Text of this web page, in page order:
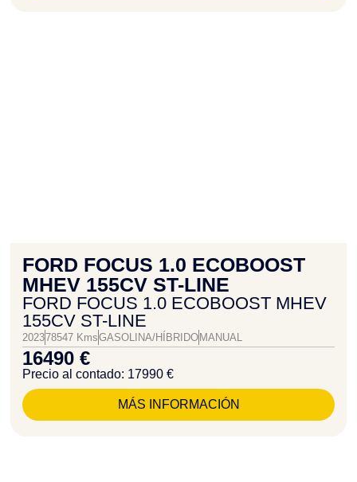
FORD FOCUS 1.0 ECOBOOST
MHEV 155CV ST-LINE
FORD FOCUS 1.0 ECOBOOST MHEV
155CV ST-LINE
202378547 KmsGASOLINA/HÍBRIDO MANUAL
16490 €
Precio al contado: 17990 €
MÁS INFORMACIÓN